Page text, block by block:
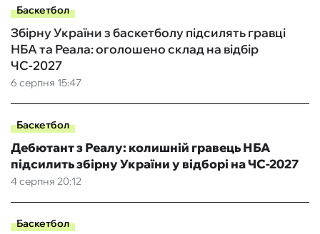
Баскетбол
6 серпня 15:47
Збірну України з баскетболу підсилять гравці
НБА та Реала: оголошено склад на відбір
ЧС-2027
Баскетбол
4 серпня 20:12
Дебютант з Реалу: колишній гравець НБА
підсилить збірну України у відборі на ЧС-2027
Баскетбол